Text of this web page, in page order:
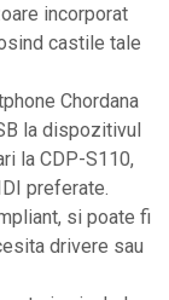
incorporat
castile tale
Chordana
la dispozitivul
la CDP-S110,
preferate.
si poate fi
drivere sau